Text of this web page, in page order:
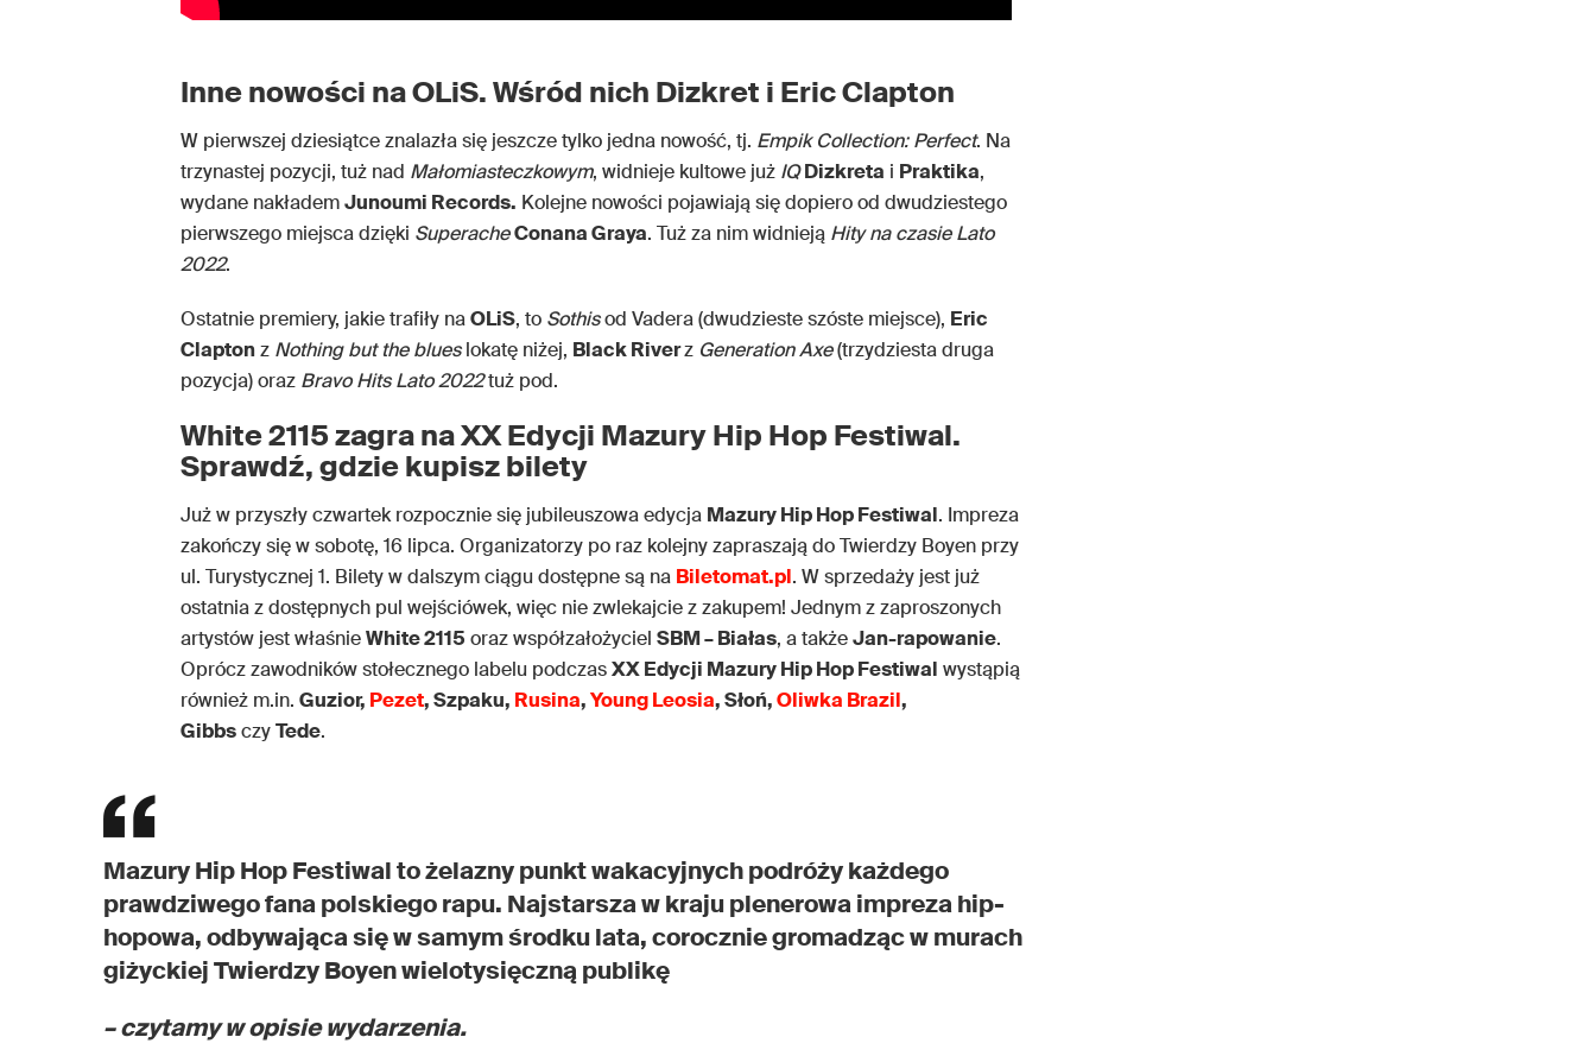
Inne nowości na OLiS. Wśród nich Dizkret i Eric Clapton
W pierwszej dziesiątce znalazła się jeszcze tylko jedna nowość, tj. Empik Collection: Perfect. Na
trzynastej pozycji, tuż nad Małomiasteczkowym, widnieje kultowe już IQ Dizkreta i Praktika,
wydane nakłademJunoumi Records. Kolejne nowości pojawiają się dopiero od dwudziestego
pierwszego miejsca dzięki SuperacheConana Graya. Tuż za nim widnieją Hity na czasie Lato
2022.
Ostatnie premiery, jakie trafiły naOLiS, to Sothisod Vadera (dwudzieste szóste miejsce), Eric
Claptonz Nothing but the blueslokatę niżej, Black Riverz Generation Axe(trzydziesta druga
pozycja) oraz Bravo Hits Lato 2022tuż pod.
White 2115 zagra na XX Edycji Mazury Hip Hop Festiwal.
Sprawdź, gdzie kupisz bilety
Już w przyszły czwartek rozpocznie się jubileuszowa edycja Mazury Hip Hop Festiwal. Impreza
zakończy się w sobotę, 16 lipca. Organizatorzy po raz kolejny zapraszają do Twierdzy Boyen przy
ul. Turystycznej 1. Bilety w dalszym ciągu dostępne są na Biletomat.pl. W sprzedaży jest już
ostatnia z dostępnych pul wejściówek, więc nie zwlekajcie z zakupem! Jednym z zaproszonych
artystów jest właśnieWhite 2115 oraz współzałożyciel SBM – Białas, a takżeJan-rapowanie.
Oprócz zawodników stołecznego labelu podczasXX Edycji Mazury Hip Hop Festiwal wystąpią
również m.in. Guzior, Pezet, Szpaku, Rusina,Young Leosia, Słoń,Oliwka Brazil,
GibbsczyTede.
Mazury Hip Hop Festiwal to żelazny punkt wakacyjnych podróży każdego
prawdziwego fana polskiego rapu. Najstarsza w kraju plenerowa impreza hip-
hopowa, odbywająca się w samym środku lata, corocznie gromadząc w murach
giżyckiej Twierdzy Boyen wielotysięczną publikę
– czytamy w opisie wydarzenia.